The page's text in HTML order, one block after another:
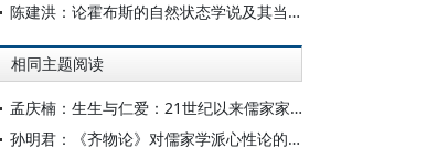
陈建洪：论霍布斯的自然状态学说及其当代复活形式
相同主题阅读
孟庆楠：生生与仁爱：21世纪以来儒家家庭伦理研究述评
孙明君：《齐物论》对儒家学派心性论的回应